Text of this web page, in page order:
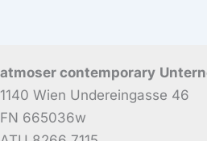
atmoser contemporary
1140 Wien Undereingasse 46
FN 665036w